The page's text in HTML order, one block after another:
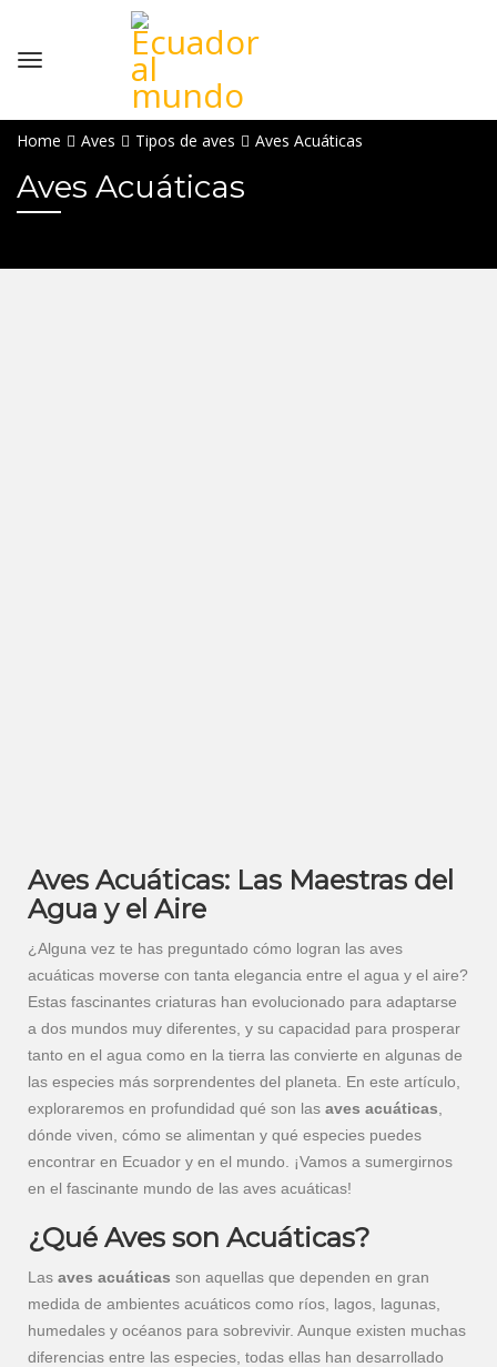
Home Aves Tipos de aves Aves Acuáticas
Aves Acuáticas
Aves Acuáticas: Las Maestras del
Agua y el Aire
¿Alguna vez te has preguntado cómo logran las aves
acuáticas moverse con tanta elegancia entre el agua y el aire?
Estas fascinantes criaturas han evolucionado para adaptarse
a dos mundos muy diferentes, y su capacidad para prosperar
tanto en el agua como en la tierra las convierte en algunas de
las especies más sorprendentes del planeta. En este artículo,
exploraremos en profundidad qué son las aves acuáticas
dónde viven, cómo se alimentan y qué especies puedes
encontrar en Ecuador y en el mundo. ¡Vamos a sumergirnos
en el fascinante mundo de las aves acuáticas!
¿Qué Aves son Acuáticas?
Las aves acuáticas son aquellas que dependen en gran
medida de ambientes acuáticos como ríos, lagos, lagunas,
humedales y océanos para sobrevivir. Aunque existen muchas
diferencias entre las especies, todas ellas han desarrollado